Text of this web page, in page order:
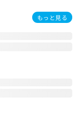
もっと見る